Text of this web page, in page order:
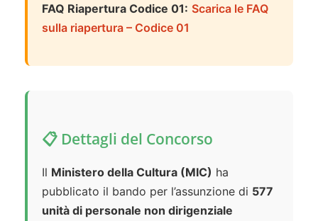
FAQ Riapertura Codice 01: Scarica le FAQ
sulla riapertura – Codice 01
📋 Dettagli del Concorso
Il Ministero della Cultura (MIC) ha
pubblicato il bando per l’assunzione di 577
unità di personale non dirigenziale